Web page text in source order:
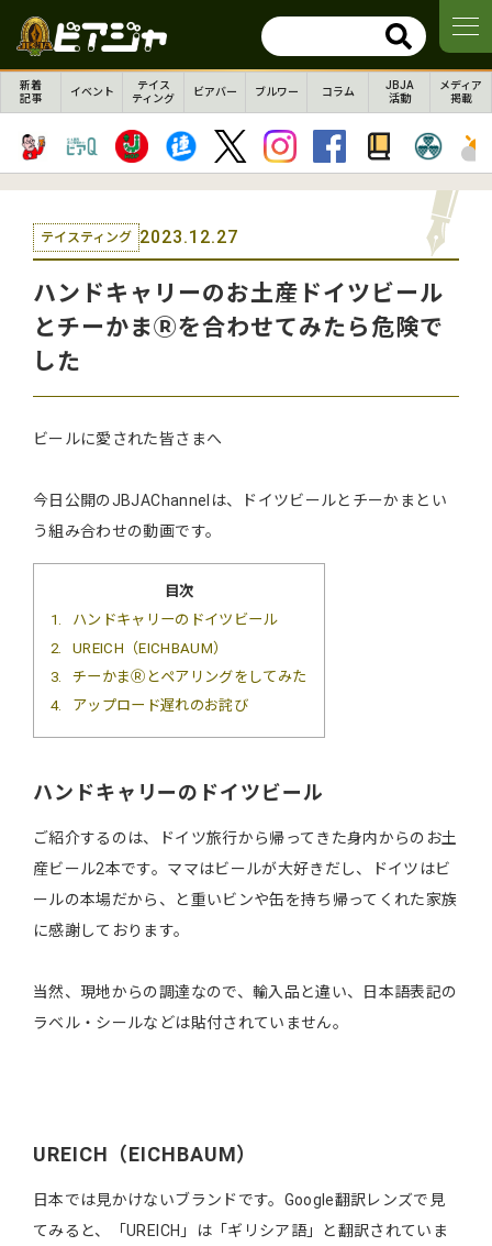
新着
記事
イベント
テイス
ティング
ビアバー ブルワー コラム
JBJA
活動
メディア
掲載
テイスティング 2023.12.27
ハンドキャリーのお土産ドイツビール
とチーかまⓇを合わせてみたら危険で
した
ビールに愛された皆さまへ
今日公開のJBJAChannelは、ドイツビールとチーかまとい
う組み合わせの動画です。
目次
1
ハンドキャリーのドイツビール
2
UREICH（EICHBAUM）
3
チーかまⓇとペアリングをしてみた
4
アップロード遅れのお詫び
ハンドキャリーのドイツビール
ご紹介するのは、ドイツ旅行から帰ってきた身内からのお土
産ビール2本です。ママはビールが大好きだし、ドイツはビ
ールの本場だから、と重いビンや缶を持ち帰ってくれた家族
に感謝しております。
当然、現地からの調達なので、輸入品と違い、日本語表記の
ラベル・シールなどは貼付されていません。
UREICH（EICHBAUM）
日本では見かけないブランドです。Google翻訳レンズで見
てみると、「UREICH」は「ギリシア語」と翻訳されていま